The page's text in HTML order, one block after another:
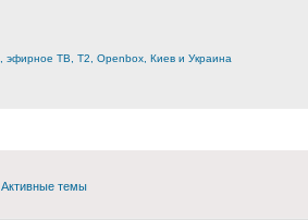
Активные темы